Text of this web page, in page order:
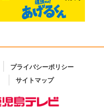
プライバシーポリシー
サイトマップ